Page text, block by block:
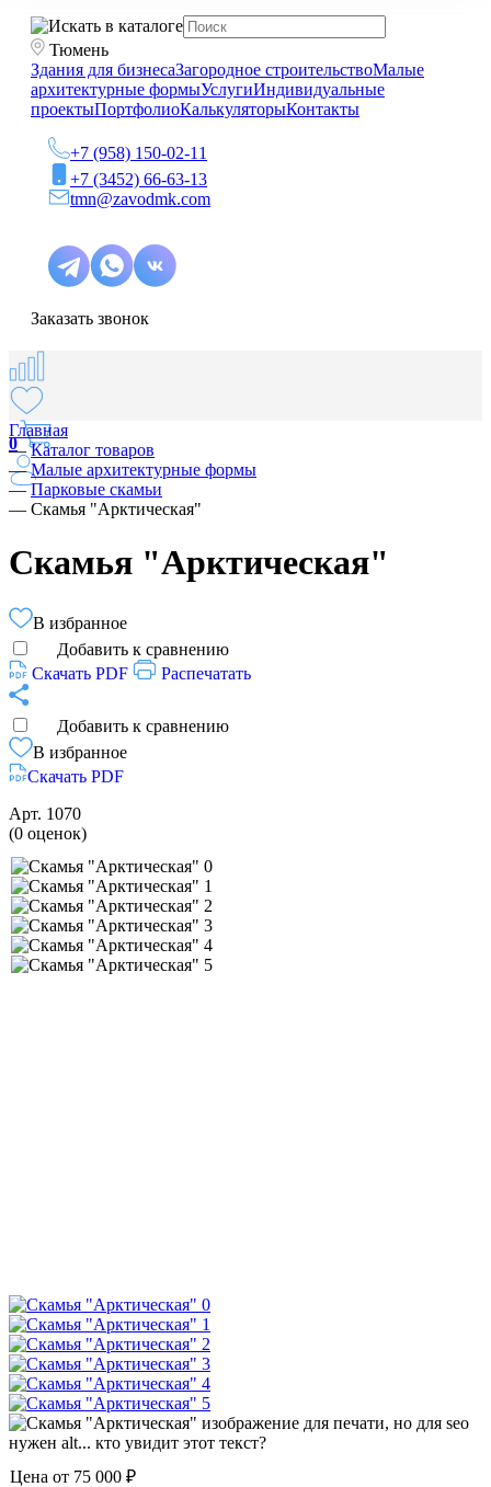
Тюмень
Здания для бизнесаЗагородное строительствоМалые
архитектурные формыУслугиИндивидуальные
проектыПортфолиоКалькуляторыКонтакты
+7 (958) 150-02-11
+7 (3452) 66-63-13
tmn@zavodmk.com
Заказать звонок
0
Главная
—Каталог товаров
—Малые архитектурные формы
—Парковые скамьи
— Скамья "Арктическая"
Скамья "Арктическая"
В избранное
Добавить к сравнению
Скачать PDF
Распечатать
Добавить к сравнению
В избранное
Скачать PDF
Арт. 1070
(0 оценок)
Цена от 75 000 ₽